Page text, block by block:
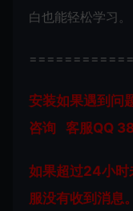
白也能轻松学习。
安装如果遇到问
咨询 客服QQ
如果超过24小时
服没有收到消息